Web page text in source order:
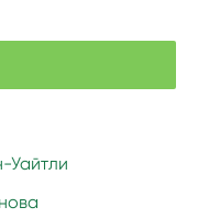
Уайтли